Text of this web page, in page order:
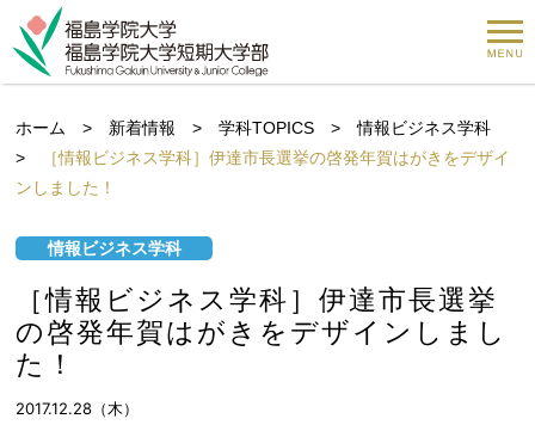
ホーム > 新着情報 >学科TOPICS >情報ビジネス学科
>
［情報ビジネス学科］伊達市長選挙の啓発年賀はがきをデザイ
ンしました！
情報ビジネス学科
［情報ビジネス学科］伊達市長選挙
の啓発年賀はがきをデザインしまし
た！
2017.12.28（木）